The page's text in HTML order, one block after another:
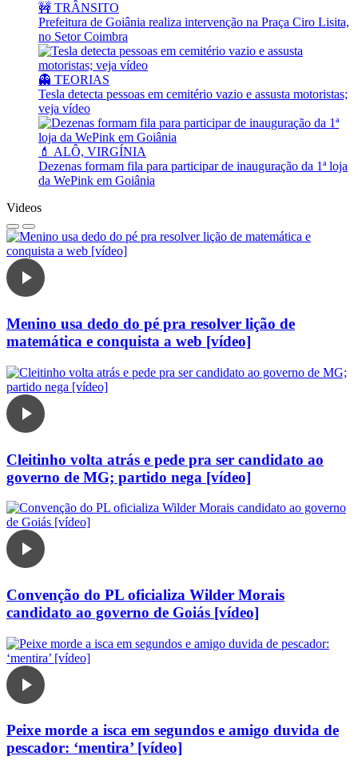
🚧 TRÂNSITO
Prefeitura de Goiânia realiza intervenção na Praça Ciro Lisita,
no Setor Coimbra
👻 TEORIAS
Tesla detecta pessoas em cemitério vazio e assusta motoristas;
veja vídeo
💄 ALÔ, VIRGÍNIA
Dezenas formam fila para participar de inauguração da 1ª loja
da WePink em Goiânia
Videos
Menino usa dedo do pé pra resolver lição de
matemática e conquista a web [vídeo]
Cleitinho volta atrás e pede pra ser candidato ao
governo de MG; partido nega [vídeo]
Convenção do PL oficializa Wilder Morais
candidato ao governo de Goiás [vídeo]
Peixe morde a isca em segundos e amigo duvida de
pescador: ‘mentira’ [vídeo]